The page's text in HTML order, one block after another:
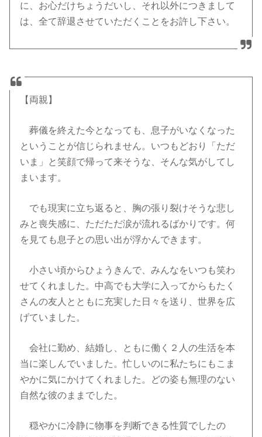
に、お心だけちょうだいし、それ以外につきまして
は、全て辞退させていただくことをお許し下さい。
【両親】
葬儀を終えた今となっても、息子がいなくなった
ということが信じられません。いつもどおり「ただ
いま」と笑顔で帰って来そうな、そんな気がしてし
まいます。
でも現実に立ち返ると、胸の張り裂けそうな悲し
みと喪失感に、ただただ涙が流れるばかりです。何
を見ても息子との思い出が浮かんできます。
小さい頃からひょうきんで、みんなをいつも笑わ
せてくれました。中高でも大学に入ってからもたく
さんの友人とともに充実した日々を送り、世界を広
げていました。
会社に勤め、結婚し、ともに働く２人の生活を本
当に楽しんでいました。忙しいのに私たちにもこま
やかに気にかけてくれました。どの姿も無理のない
自然な彼のままでした。
穏やかに冷静に物事を判断できる性質でしたの